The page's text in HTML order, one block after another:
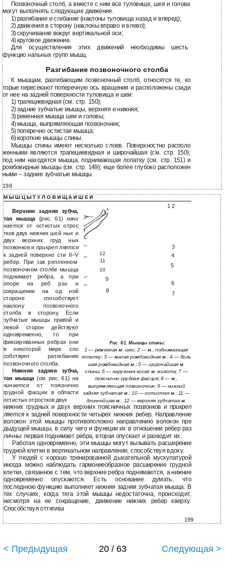
Позвоночный столб, а вместе с ним все туловище, шея и голова
могут выполнять следующие движения.
1)разгибание и сгибание (наклоны туловища назад и вперед);
2)движения в сторону (наклоны вправо и влево);
3)скручивание вокруг вертикальной оси;
4)круговое движение.
Для осуществления этих движений необходимы шесть
функцио нальных групп мышц.
Разгибание позвоночного столба
К мышцам, разгибающим позвоночный столб, относятся те, ко
торые пересекают поперечную ось вращения и расположены сзади
от нее на задней поверхности туловища и шеи:
1)трапециевидная (см. стр. 150);
2)задние зубчатые мышцы, верхняя и нижняя;
3)ременная мышца шеи и головы;
4)мышца, выпрямляющая позвоночник;
5)поперечно остистая мышца;
6)короткие мышцы спины.
Мышцы спины имеют несколько слоев. Поверхностно располо
женными являются трапециевидная и широчайшая (см. стр. 150);
под ним находятся мышца, поднимающая лопатку (см. стр. 151) и
ромбовидные мышцы (см. стр. 149); еще более глубоко расположен
ными – задние зубчатые мышцы.
198
Рис. 61. Мышцы спины:
1 — ременная м. шеи; 2 — м., поднимающая
лопатку; 3 — малая ромбовидная м.; 4 — боль
шая ромбовидная м.; 5 — широчайшая м.
спины; 6 — наружная косая м. живота; 7 —
пояснично грудная фасция; 8 — м.,
выпрямляющая позвоночник; 9 — нижний
задняя зубчатая м.; 10 — остистая м.; 11 —
длиннейшая м.; 12 — верхняя зубчатая м.
М Ы Ш Ц Ы Т У Л О В И Щ А И Ш Е И
Верхняя задняя зубча,
тая мышца (рис. 61) начи
нается от остистых отрос
тков двух нижних шей ных и
двух верхних груд ных
позвонков и прикреп ляется
к задней поверхно сти
II–V
ребер. При зак репленном
позвоночном столбе мышца
поднимает ребра, а при
опоре на реб рах и
сокращении на од ной
стороне способствует
наклону позвоночного
столба в сторону. Если
зубчатые мышцы правой и
левой сторон действуют
одновременно, то при
фиксированных ребрах они
в некоторой мере спо
собствуют разгибанию
позвоночного столба.
12
3
12 4
11
5
10
9
6
8
7
Нижняя задняя зубча,
тая мышца(см. рис. 61) на
чинаетсяот пояснично
грудной фасции в области
остистых отростков двух
нижних грудных и двух верхних поясничных позвонков и прикреп
ляетсяк задней поверхности четырех нижних ребер. Направление
волокон этой мышцы противоположно направлению волокон пре
дыдущей мышцы, в силу чего и функции их в отношении ребер раз
личны: первая поднимает ребра, вторая опускает и разводит их.
Работая одновременно, эти мышцы могут вызывать расширение
грудной клетки в вертикальном направлении, способствуя вдоху.
У людей с хорошо тренированной дыхательной мускулатурой
иногда можно наблюдать гармониеобразное расширение грудной
клетки, связанное с тем, что верхние ребра поднимаются, а нижние
одновременно опускаются. Есть основание думать, что
последнюю функцию выполняет нижняя задняя зубчатая мышца. В
тех случаях, когда тяга этой мышцы недостаточна, происходит,
несмотря на ее сокращение, движение нижних ребер кверху.
Способствуя оттягива
199
< Предыдущая 20 / 63 Следующая >